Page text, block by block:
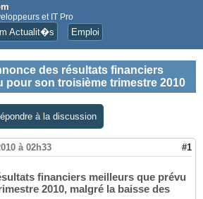
et IT Pro
Actualit�s Emploi
des résultats financiers
pour son troisième trimestre 2010
à la discussion
à 02h33 #1
financiers meilleurs que prévu
2010, malgré la baisse des